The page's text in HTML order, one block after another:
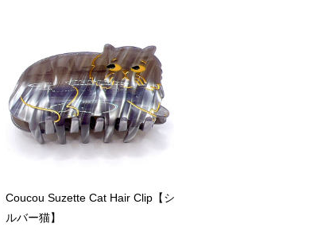
Coucou Suzette Cat Hair Clip【シ
ルバー猫】